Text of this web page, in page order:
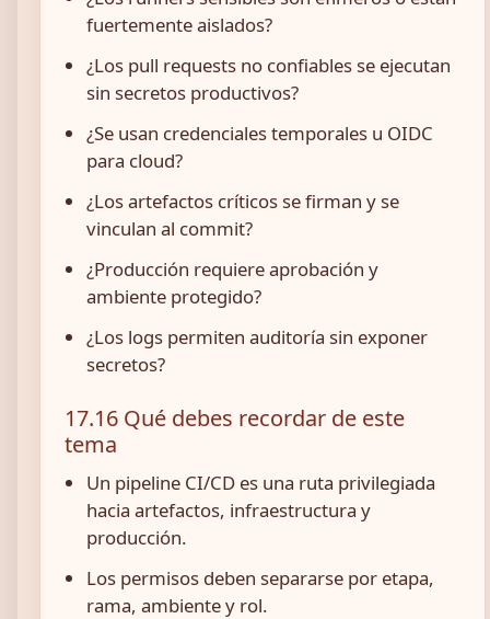
fuertemente aislados?
¿Los pull requests no confiables se ejecutan
sin secretos productivos?
¿Se usan credenciales temporales u OIDC
para cloud?
¿Los artefactos críticos se firman y se
vinculan al commit?
¿Producción requiere aprobación y
ambiente protegido?
¿Los logs permiten auditoría sin exponer
secretos?
17.16 Qué debes recordar de este
tema
Un pipeline CI/CD es una ruta privilegiada
hacia artefactos, infraestructura y
producción.
Los permisos deben separarse por etapa,
rama, ambiente y rol.